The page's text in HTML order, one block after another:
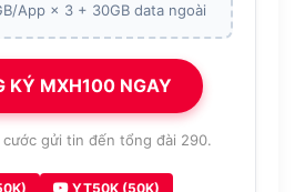
App × 3 + 30GB data ngoài
KÝ MXH100 NGAY
gửi tin đến tổng đài 290.
YT50K (50K)